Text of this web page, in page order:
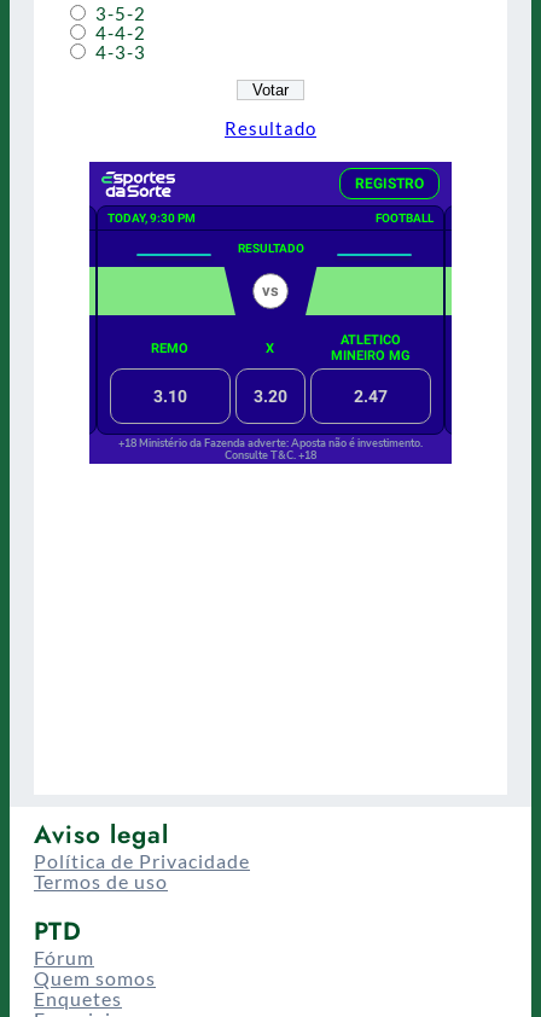
3-5-2
4-4-2
4-3-3
Resultado
Aviso legal
Política de Privacidade
Termos de uso
PTD
Fórum
Quem somos
Enquetes